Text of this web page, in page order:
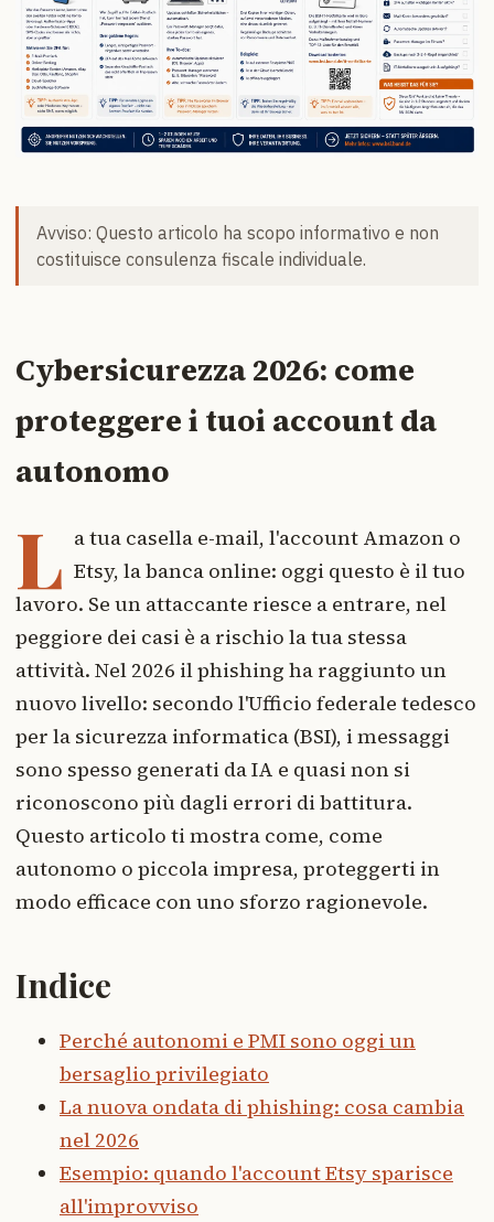
Avviso: Questo articolo ha scopo informativo e non
costituisce consulenza fiscale individuale.
Cybersicurezza 2026: come
proteggere i tuoi account da
autonomo
L a tua casella e-mail, l'account Amazon o
Etsy, la banca online: oggi questo è il tuo
lavoro. Se un attaccante riesce a entrare, nel
peggiore dei casi è a rischio la tua stessa
attività. Nel 2026 il phishing ha raggiunto un
nuovo livello: secondo l'Ufficio federale tedesco
per la sicurezza informatica (BSI), i messaggi
sono spesso generati da IA e quasi non si
riconoscono più dagli errori di battitura.
Questo articolo ti mostra come, come
autonomo o piccola impresa, proteggerti in
modo efficace con uno sforzo ragionevole.
Indice
Perché autonomi e PMI sono oggi un
bersaglio privilegiato
La nuova ondata di phishing: cosa cambia
nel 2026
Esempio: quando l'account Etsy sparisce
all'improvviso